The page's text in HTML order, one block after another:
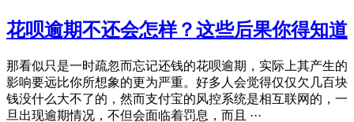
花呗逾期不还会怎样？这些后果你得知道
那看似只是一时疏忽而忘记还钱的花呗逾期，实际上其产生的
影响要远比你所想象的更为严重。好多人会觉得仅仅欠几百块
钱没什么大不了的，然而支付宝的风控系统是相互联网的，一
旦出现逾期情况，不但会面临着罚息，而且 ···